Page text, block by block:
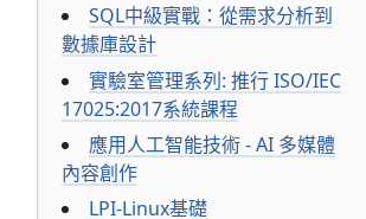
SQL中級實戰：從需求分析到
數據庫設計
實驗室管理系列: 推行 ISO/IEC
17025:2017系統課程
應用人工智能技術 - AI 多媒體
內容創作
LPI-Linux基礎